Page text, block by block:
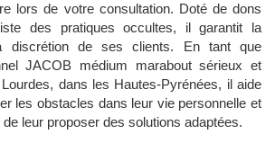
lors de votre consultation. Doté de dons
des pratiques occultes, il garantit la
discrétion de ses clients. En tant que
JACOB médium marabout sérieux et
dans les Hautes-Pyrénées, il aide
les obstacles dans leur vie personnelle et
leur proposer des solutions adaptées.